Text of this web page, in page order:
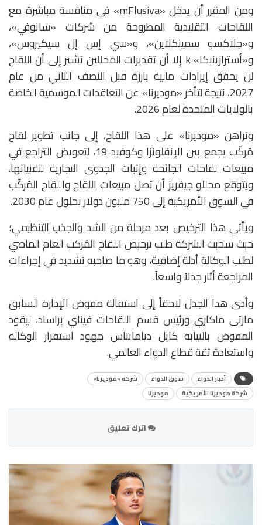
ومن المقرر أن يدخل «mFlusiva» في منافسة مباشرة مع
اللقاحات التقليدية المطروحة من شركات «سانوفي»،
و«جلاكسو سميثكلاين»، و«سي إس إل سيكيروس»،
و«أسترازينيكا» k إلا أن تقديرات المحللين تشير إلى أن اللقاح
لن يحقق إيرادات مالية بارزة قبل النصف الثاني من عام
2027، نتيجة لتأخر «موديرنا» عن التعاقدات الموسمية الخاصة
بالولايات المتحدة لعام 2026.
وتراهن «موديرنا» على هذا اللقاح، إلى جانب تطوير لقاح
مُركّب يجمع بين الإنفلونزا وكوفيد-19، لتعويض التراجع في
مبيعات لقاحات الجائحة وإثبات الجدوى التجارية لتقنياتها.
ويتوقع محللو جيفريز أن تصل مبيعات اللقاح واللقاح المُركّب
في السوق الأمريكية إلى 750 مليون دولار بحلول عام 2030.
ويأتي هذا الترخيص بعد مرحلة من الشد والجذب التنظيمي؛
حيث سحبت الشركة طلب ترخيص اللقاح المُركب العام الماضي
لطلب الوكالة أدلة إضافية، وهو ما صاحبه تشديد في إجراءات
المراجعة أثار جدلاً واسعاً.
وأدى هذا الجدل لاحقاً إلى استقالة مفوض الإدارة السابق
مارتي ماكاري ورئيس قسم اللقاحات فيناي براساد، ليقود
المفوض بالنيابة كايل ديامانتاس جهود استقرار الوكالة
واستعادة ثقة قطاع الدواء العالمي.
أخبار الدواء سوق الدواء
شركة «موديرنا»
شركة موديرنا الأمريكية
موديرنا
اترك تعليق